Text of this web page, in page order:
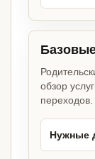
обзор
переходов.
Нужные